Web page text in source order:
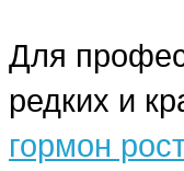
Для
редких и
гормон